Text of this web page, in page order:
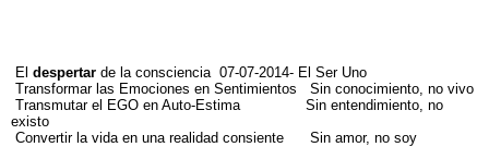
El despertar de la consciencia 07-07-2014- El Ser Uno
Transformar las Emociones en Sentimientos Sin conocimiento, no vivo
Transmutar el EGO en Auto-Estima Sin entendimiento, no
existo
Convertir la vida en una realidad consiente Sin amor, no soy